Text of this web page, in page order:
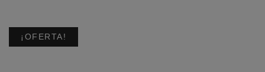
¡OFERTA!